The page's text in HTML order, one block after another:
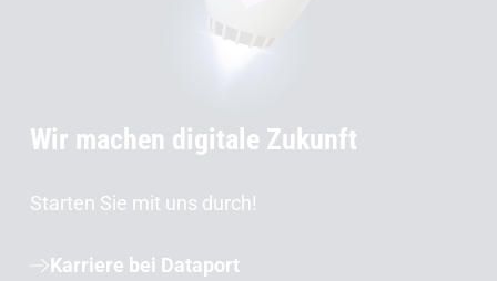
Wir machen digitale Zukunft
Starten Sie mit uns durch!
Karriere bei Dataport